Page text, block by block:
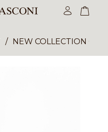
NEW COLLECTION